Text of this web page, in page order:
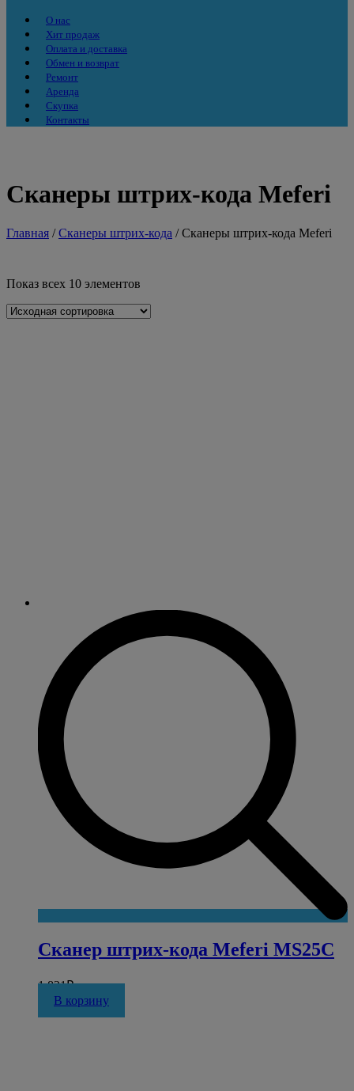
О нас
Хит продаж
Оплата и доставка
Обмен и возврат
Ремонт
Аренда
Скупка
Контакты
Сканеры штрих-кода Meferi
Главная /Сканеры штрих-кода / Сканеры штрих-кода Meferi
Показ всех 10 элементов
Сканер штрих-кода Meferi MS25C
1 821₽
В корзину